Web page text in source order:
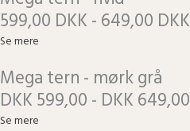
599,00 DKK - 649,00 DKK
Se mere
Mega tern - mørk grå
DKK 599,00 - DKK 649,00
Se mere